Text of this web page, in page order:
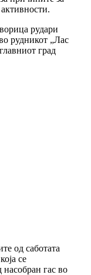
рудари
рудникот „Лас
град
од саботата
се
насобран гас во